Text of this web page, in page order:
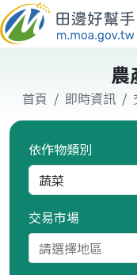
農
首頁 即時資訊
依作物類別
交易市場